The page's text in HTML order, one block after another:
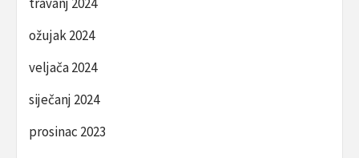
ožujak 2024
veljača 2024
siječanj 2024
prosinac 2023